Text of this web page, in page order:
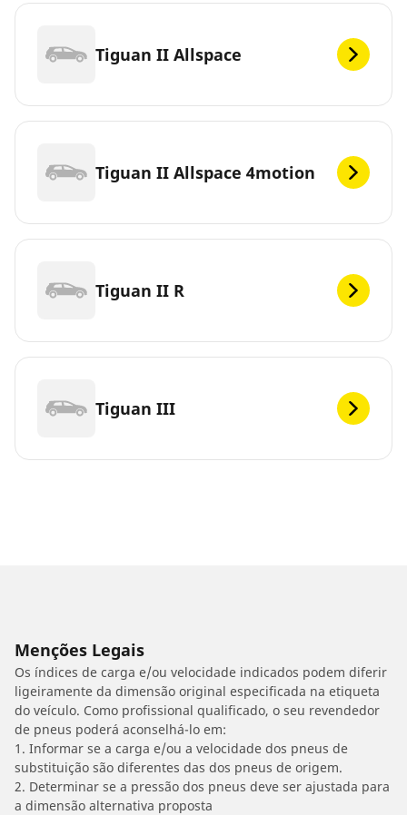
Tiguan II Allspace
Tiguan II Allspace 4motion
Tiguan II R
Tiguan III
Menções Legais
Os índices de carga e/ou velocidade indicados podem diferir
ligeiramente da dimensão original especificada na etiqueta
do veículo. Como profissional qualificado, o seu revendedor
de pneus poderá aconselhá-lo em:
1. Informar se a carga e/ou a velocidade dos pneus de
substituição são diferentes das dos pneus de origem.
2. Determinar se a pressão dos pneus deve ser ajustada para
a dimensão alternativa proposta